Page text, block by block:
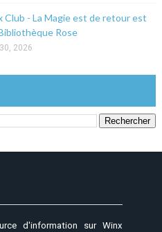
Club - La Magie est de retour est
Rose
2026
d'information sur Winx